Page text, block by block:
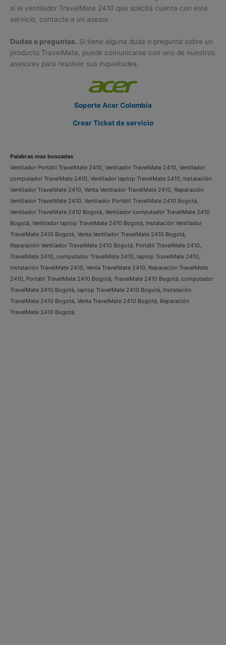
si el ventilador TravelMate 2410 que solicita cuenta con este
servicio, contacte a un asesor.
Dudas o preguntas. Si tiene alguna duda o pregunta sobre un
producto TravelMate, puede comunicarse con uno de nuestros
asesores para resolver sus inquietudes.
Soporte Acer Colombia
Crear Ticket de servicio
Palabras mas buscadas
Ventilador Portátil TravelMate 2410, Ventilador TravelMate 2410, Ventilador
computador TravelMate 2410, Ventilador laptop TravelMate 2410, Instalación
Ventilador TravelMate 2410, Venta Ventilador TravelMate 2410, Reparación
Ventilador TravelMate 2410, Ventilador Portátil TravelMate 2410 Bogotá,
Ventilador TravelMate 2410 Bogotá, Ventilador computador TravelMate 2410
Bogotá, Ventilador laptop TravelMate 2410 Bogotá, Instalación Ventilador
TravelMate 2410 Bogotá, Venta Ventilador TravelMate 2410 Bogotá,
Reparación Ventilador TravelMate 2410 Bogotá, Portátil TravelMate 2410,
TravelMate 2410, computador TravelMate 2410, laptop TravelMate 2410,
Instalación TravelMate 2410, Venta TravelMate 2410, Reparación TravelMate
2410, Portátil TravelMate 2410 Bogotá, TravelMate 2410 Bogotá, computador
TravelMate 2410 Bogotá, laptop TravelMate 2410 Bogotá, Instalación
TravelMate 2410 Bogotá, Venta TravelMate 2410 Bogotá, Reparación
TravelMate 2410 Bogotá.